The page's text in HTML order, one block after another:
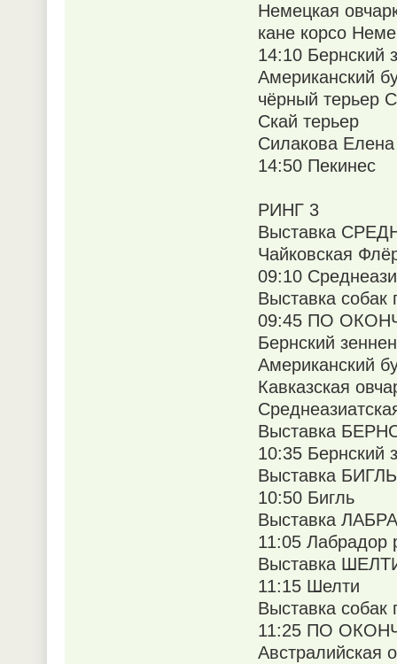
Немецкая
кане корсо
14:10 Бернский
Американский
чёрный терьер
Скай терьер
Силакова Елена
14:50 Пекинес
РИНГ 3
Выставка
Чайковская
09:10
Выставка собак
09:45 ПО
Бернский
Американский
Кавказская
Выставка
10:35 Бернский
Выставка БИГЛЬ
10:50 Бигль
Выставка
11:05 Лабрадор
Выставка
11:15 Шелти
Выставка собак
11:25 ПО
Австралийская